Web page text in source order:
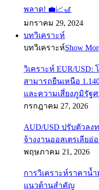
พลาด! 💼📈🎢
มกราคม 29, 2024
บทวิเคราะห์
บทวิเคราะห์Show
วิเคราะห์ EUR/
สามารถยืนเหนือ
และความเสี่ยงภูมิรัฐ
กรกฎาคม 27, 2026
AUD/USD ปรับตัวลง
จ้างงานออสเตรเลีย
พฤษภาคม 21, 2026
การวิเคราะห์ราคาน้
แนวต้านสำคัญ